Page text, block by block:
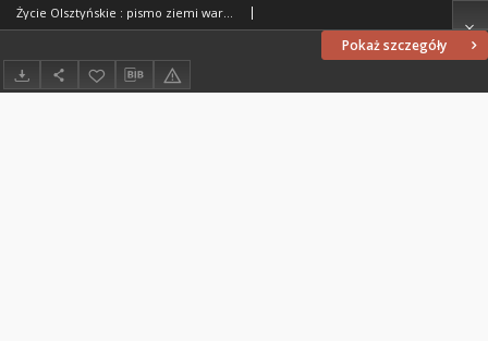
Pokaż szczegóły
Życie Olsztyńskie : pismo ziemi warmińsko-mazurskiej, 1954, nr 229